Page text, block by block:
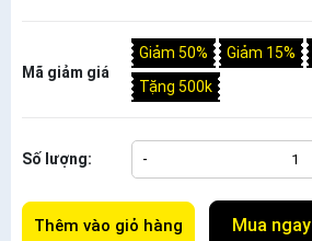
Mã giảm giá
Giảm 50% Giảm 15%
Tặng 500k
Số lượng: -
Thêm vào giỏ hàng Mua ngay